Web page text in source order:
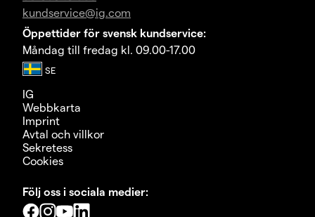
kundservice@ig.com
Öppettider för svensk kundservice:
Måndag till fredag kl. 09.00-17.00
IG
Webbkarta
Imprint
Avtal och villkor
Sekretess
Cookies
Följ oss i sociala medier: